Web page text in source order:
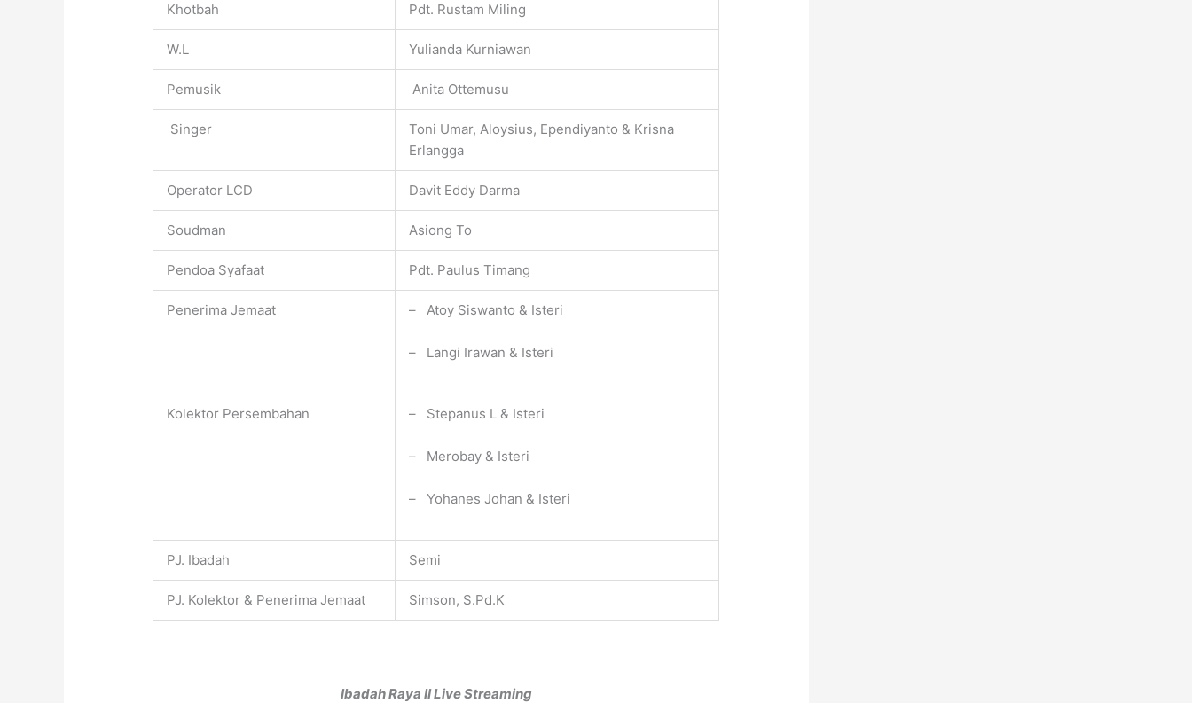
Khotbah Pdt. Rustam Miling
W.L Yulianda Kurniawan
Pemusik Anita Ottemusu
Singer
Toni Umar, Aloysius, Ependiyanto & Krisna
Erlangga
Operator LCD Davit Eddy Darma
Soudman Asiong To
Pendoa Syafaat Pdt. Paulus Timang
Penerima Jemaat – Atoy Siswanto & Isteri
– Langi Irawan & Isteri
Kolektor Persembahan – Stepanus L & Isteri
– Merobay & Isteri
– Yohanes Johan & Isteri
PJ. Ibadah Semi
PJ. Kolektor & Penerima Jemaat Simson, S.Pd.K
Ibadah Raya II Live Streaming